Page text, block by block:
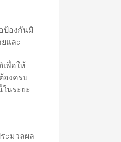
ป้องกันมิ
และ
พื่อให้
องครบ
นระยะ
ะมวลผล